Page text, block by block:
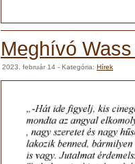
Meghívó
2023. február 14 - Kategória: Hírek